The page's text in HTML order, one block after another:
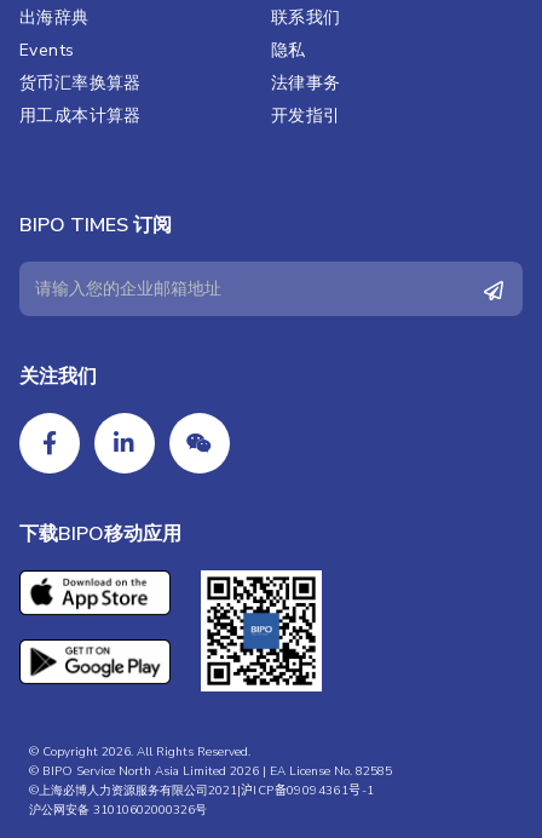
出海辞典
Events
货币汇率换算器
用工成本计算器
联系我们
隐私
法律事务
开发指引
BIPO TIMES 订阅
关注我们
下载BIPO移动应用
© Copyright 2026. All Rights Reserved.
© BIPO Service North Asia Limited 2026 | EA License No. 82585
©上海必博人力资源服务有限公司2021|沪ICP备09094361号-1
沪公网安备 31010602000326号